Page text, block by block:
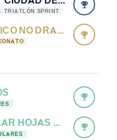
TRIATLÓN SPRINT
VI TRIATLON OLIMPICO NO DRAFTING EJEA - CTO. DE ARAGÓN DE TRIATLÓN ESTÁNDAR 2026
V TRIATLÓN ESCOLAR HOJAS MUERTAS DE MONTALBÁN